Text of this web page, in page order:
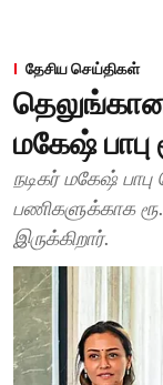
தேசிய செய்திகள்
மகேஷ்
நடிகர் மகேஷ்
பணிகளுக்காக
இருக்கிறார்.